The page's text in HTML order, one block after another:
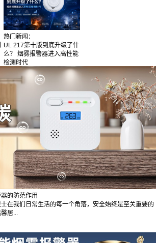
热门新闻：
UL 217第十版到底升级了什
么？ 烟雾报警器进入高性能
检测时代
的防范作用
在我们日常生活的每一个角落，安全始终是至关重要的
居...